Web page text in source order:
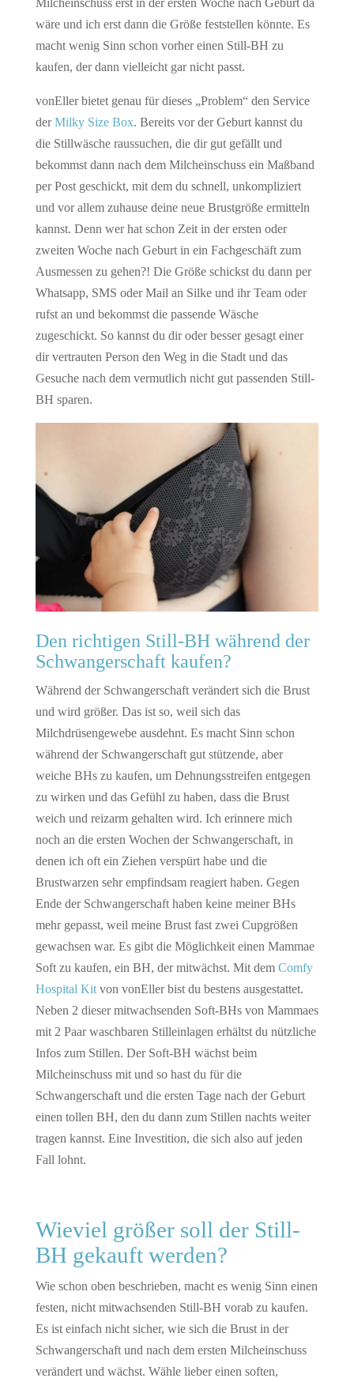
wäre und ich erst dann die Größe feststellen könnte. Es
macht wenig Sinn schon vorher einen Still-BH zu
kaufen, der dann vielleicht gar nicht passt.
vonEller bietet genau für dieses „Problem“ den Service
derMilky Size Box. Bereits vor der Geburt kannst du
die Stillwäsche raussuchen, die dir gut gefällt und
bekommst dann nach dem Milcheinschuss ein Maßband
per Post geschickt, mit dem du schnell, unkompliziert
und vor allem zuhause deine neue Brustgröße ermitteln
kannst. Denn wer hat schon Zeit in der ersten oder
zweiten Woche nach Geburt in ein Fachgeschäft zum
Ausmessen zu gehen?! Die Größe schickst du dann per
Whatsapp, SMS oder Mail an Silke und ihr Team oder
rufst an und bekommst die passende Wäsche
zugeschickt. So kannst du dir oder besser gesagt einer
dir vertrauten Person den Weg in die Stadt und das
Gesuche nach dem vermutlich nicht gut passenden Still-
BH sparen.
Den richtigen Still-BH während der
Schwangerschaft kaufen?
Während der Schwangerschaft verändert sich die Brust
und wird größer. Das ist so, weil sich das
Milchdrüsengewebe ausdehnt. Es macht Sinn schon
während der Schwangerschaft gut stützende, aber
weiche BHs zu kaufen, um Dehnungsstreifen entgegen
zu wirken und das Gefühl zu haben, dass die Brust
weich und reizarm gehalten wird. Ich erinnere mich
noch an die ersten Wochen der Schwangerschaft, in
denen ich oft ein Ziehen verspürt habe und die
Brustwarzen sehr empfindsam reagiert haben. Gegen
Ende der Schwangerschaft haben keine meiner BHs
mehr gepasst, weil meine Brust fast zwei Cupgrößen
gewachsen war. Es gibt die Möglichkeit einen Mammae
Soft zu kaufen, ein BH, der mitwächst. Mit dem Comfy
Hospital Kit von vonEller bist du bestens ausgestattet.
Neben 2 dieser mitwachsenden Soft-BHs von Mammaes
mit 2 Paar waschbaren Stilleinlagen erhältst du nützliche
Infos zum Stillen. Der Soft-BH wächst beim
Milcheinschuss mit und so hast du für die
Schwangerschaft und die ersten Tage nach der Geburt
einen tollen BH, den du dann zum Stillen nachts weiter
tragen kannst. Eine Investition, die sich also auf jeden
Fall lohnt.
Wieviel größer soll der Still-
BH gekauft werden?
Wie schon oben beschrieben, macht es wenig Sinn einen
festen, nicht mitwachsenden Still-BH vorab zu kaufen.
Es ist einfach nicht sicher, wie sich die Brust in der
Schwangerschaft und nach dem ersten Milcheinschuss
verändert und wächst. Wähle lieber einen soften,